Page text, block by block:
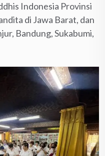
Indonesia Provinsi
di Jawa Barat, dan
Bandung, Sukabumi,